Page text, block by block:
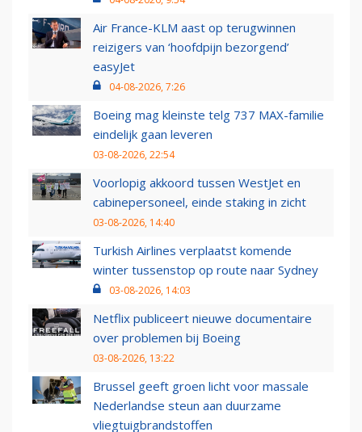
Air France-KLM aast op terugwinnen
reizigers van ‘hoofdpijn bezorgend’
easyJet
04-08-2026, 7:26
Boeing mag kleinste telg 737 MAX-familie
eindelijk gaan leveren
03-08-2026, 22:54
Voorlopig akkoord tussen WestJet en
cabinepersoneel, einde staking in zicht
03-08-2026, 14:40
Turkish Airlines verplaatst komende
winter tussenstop op route naar Sydney
03-08-2026, 14:03
Netflix publiceert nieuwe documentaire
over problemen bij Boeing
03-08-2026, 13:22
Brussel geeft groen licht voor massale
Nederlandse steun aan duurzame
vliegtuigbrandstoffen